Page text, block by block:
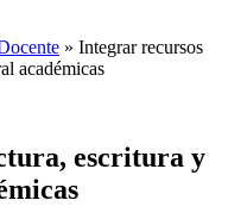
» Integrar recursos
académicas
escritura y